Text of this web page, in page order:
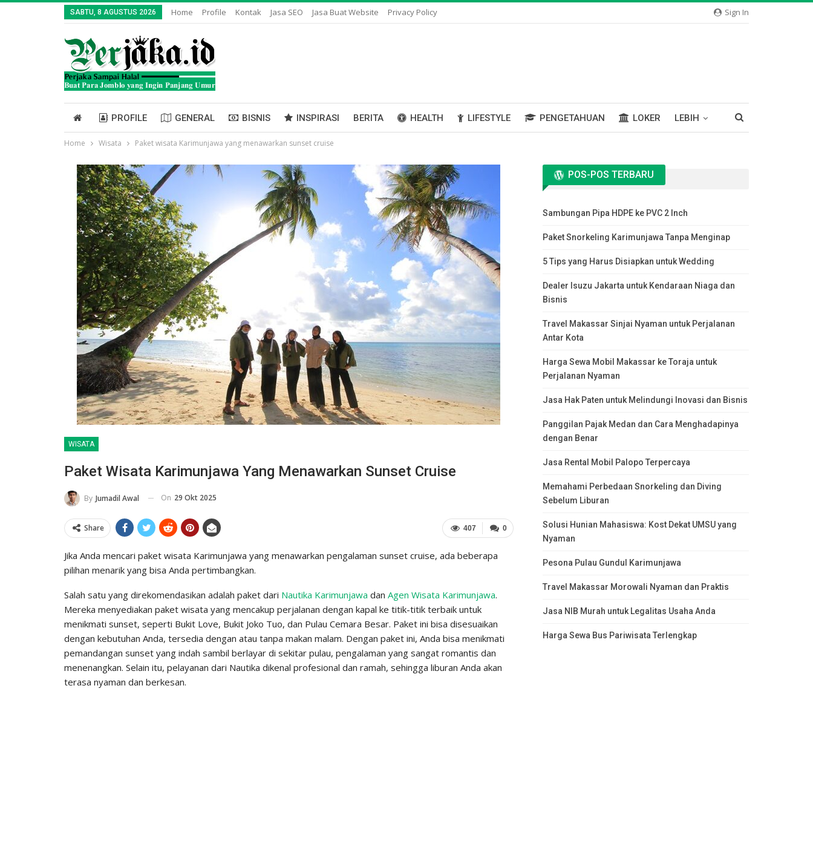
Sign In
SABTU, 8 AGUSTUS 2026 Home Profile Kontak Jasa SEO Jasa Buat Website Privacy Policy
PROFILE GENERAL BISNIS INSPIRASI BERITA HEALTH LIFESTYLE PENGETAHUAN LOKER LEBIH
Home Wisata Paket wisata Karimunjawa yang menawarkan sunset cruise
WISATA
Paket Wisata Karimunjawa Yang Menawarkan Sunset Cruise
By Jumadil Awal On 29 Okt 2025
0
407
Share
Jika Anda mencari paket wisata Karimunjawa yang menawarkan pengalaman sunset cruise, ada beberapa
pilihan menarik yang bisa Anda pertimbangkan.
Salah satu yang direkomendasikan adalah paket dari Nautika Karimunjawa dan Agen Wisata Karimunjawa.
Mereka menyediakan paket wisata yang mencakup perjalanan dengan kapal ke titik-titik terbaik untuk
menikmati sunset, seperti Bukit Love, Bukit Joko Tuo, dan Pulau Cemara Besar. Paket ini bisa disesuaikan
dengan kebutuhan Anda, tersedia dengan atau tanpa makan malam. Dengan paket ini, Anda bisa menikmati
pemandangan sunset yang indah sambil berlayar di sekitar pulau, pengalaman yang sangat romantis dan
menenangkan. Selain itu, pelayanan dari Nautika dikenal profesional dan ramah, sehingga liburan Anda akan
terasa nyaman dan berkesan.
POS-POS TERBARU
Sambungan Pipa HDPE ke PVC 2 Inch
Paket Snorkeling Karimunjawa Tanpa Menginap
5 Tips yang Harus Disiapkan untuk Wedding
Dealer Isuzu Jakarta untuk Kendaraan Niaga dan
Bisnis
Travel Makassar Sinjai Nyaman untuk Perjalanan
Antar Kota
Harga Sewa Mobil Makassar ke Toraja untuk
Perjalanan Nyaman
Jasa Hak Paten untuk Melindungi Inovasi dan Bisnis
Panggilan Pajak Medan dan Cara Menghadapinya
dengan Benar
Jasa Rental Mobil Palopo Terpercaya
Memahami Perbedaan Snorkeling dan Diving
Sebelum Liburan
Solusi Hunian Mahasiswa: Kost Dekat UMSU yang
Nyaman
Pesona Pulau Gundul Karimunjawa
Travel Makassar Morowali Nyaman dan Praktis
Jasa NIB Murah untuk Legalitas Usaha Anda
Harga Sewa Bus Pariwisata Terlengkap